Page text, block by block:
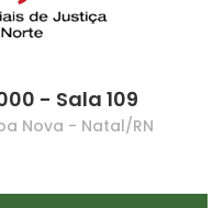
- Sala 109
Nova - Natal/RN